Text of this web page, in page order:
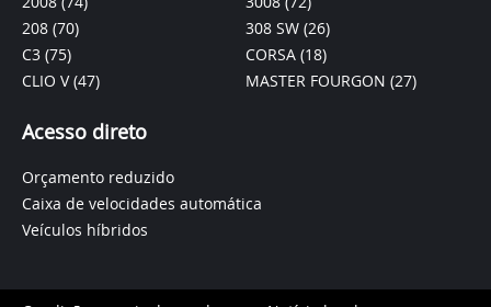
208 (70)
C3 (75)
CLIO V(47)
308 SW (26)
CORSA (18)
MASTER FOURGON (27)
Acesso direto
Orçamento reduzido
Caixa de velocidades automática
Veículos híbridos